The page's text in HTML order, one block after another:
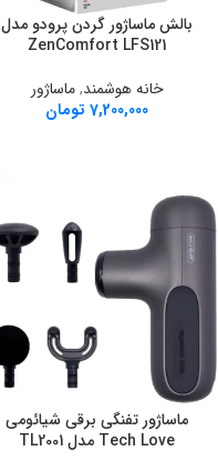
بالش ماساژور گردن پرودو مدل
ZenComfort LFS121
خانه هوشمند,ماساژور
7,200,000 تومان
ماساژور تفنگی برقی شیائومی
Tech Love مدل TL2001